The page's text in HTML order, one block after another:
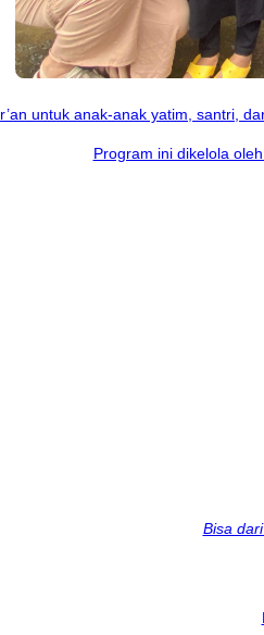
untuk anak-anak yatim, santri,
Program ini dikelola oleh
Bisa